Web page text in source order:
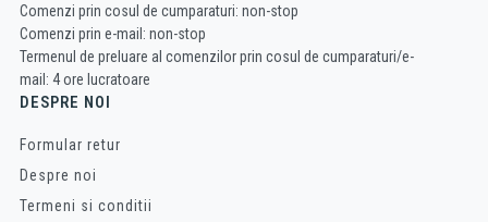
Comenzi prin cosul de cumparaturi: non-stop
Comenzi prin e-mail: non-stop
Termenul de preluare al comenzilor prin cosul de cumparaturi/e-
mail: 4 ore lucratoare
DESPRE NOI
Formular retur
Despre noi
Termeni si conditii